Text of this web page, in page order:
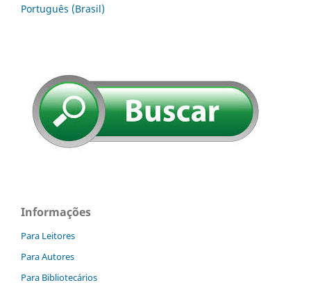
Português (Brasil)
Informações
Para Leitores
Para Autores
Para Bibliotecários